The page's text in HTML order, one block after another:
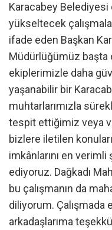
Karacabey
yükseltecek
ifade eden Başkan
Müdürlüğümüz başta
ekiplerimizle daha
yaşanabilir bir
muhtarlarımızla
tespit ettiğimiz veya
bizlere iletilen
imkânlarını en
ediyoruz. Dağkadı
bu çalışmanın da
diliyorum. Çalışmada
arkadaşlarıma